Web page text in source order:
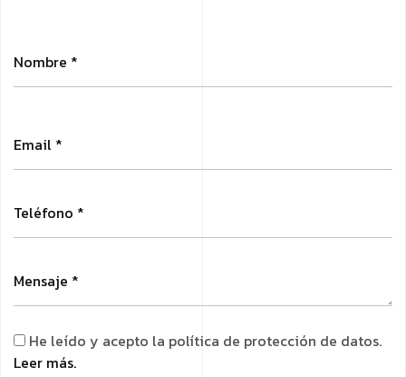
He leído y acepto la política de protección de datos.
Leer más.